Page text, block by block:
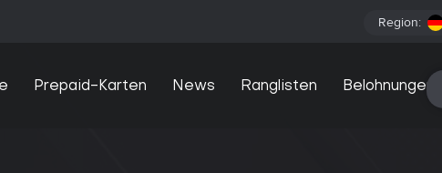
Region:
Prepaid-Karten News Ranglisten Belohnungen